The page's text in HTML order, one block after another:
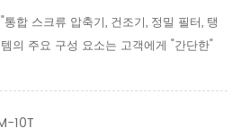
합 스크류 압축기, 건조기, 정밀 필터, 탱
의 주요 구성 요소는 고객에게 "간단한"
10T